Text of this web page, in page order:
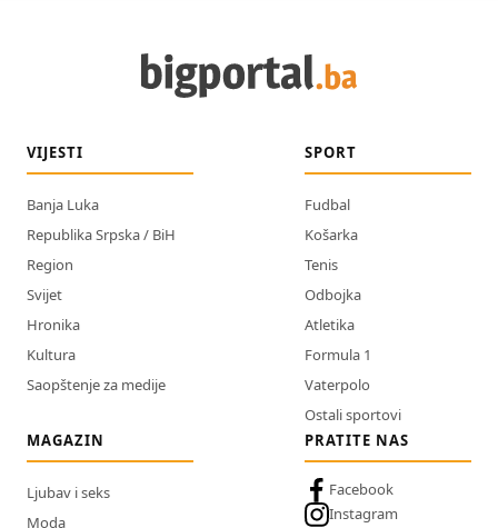
VIJESTI
Banja Luka
Republika Srpska / BiH
Region
Svijet
Hronika
Kultura
Saopštenje za medije
SPORT
Fudbal
Košarka
Tenis
Odbojka
Atletika
Formula 1
Vaterpolo
Ostali sportovi
MAGAZIN
Ljubav i seks
Moda
PRATITE NAS
Facebook
Instagram